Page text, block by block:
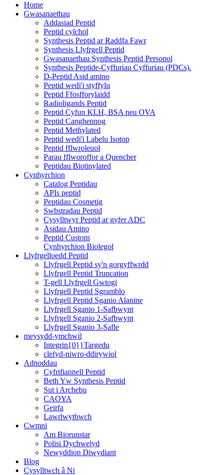
Home
Gwasanaethau
Addasiad Peptid
Peptid cylchol
Synthesis Peptid ar Raddfa Fawr
Synthesis Llyfrgell Peptid
Gwasanaethau Synthesis Peptid Personol
Synthesis Peptide-Cyffuriau Cyffuriau (PDCs).
D-Peptid Asid amino
Peptid wedi'i styffylu
Peptid Ffosfforylaidd
Radioligands Peptid
Peptid Cyfun KLH, BSA neu OVA
Peptid Canghennog
Peptid Methylated
Peptid wedi'i Labelu Isotop
Peptid fflwroleuol
Parau fflworoffor a Quencher
Peptidau Biotinylated
Cynhyrchion
Catalog Peptidau
APIs peptid
Peptidau Cosmetig
Swbstradau Peptid
Cysylltwyr Peptid ar gyfer ADC
Asidau Amino
Peptid Custom
Cynhyrchion Biolegol
Llyfrgelloedd Peptid
Llyfrgell Peptid sy'n gorgyffwrdd
Llyfrgell Peptid Truncation
T-gell Llyfrgell Gwtogi
Llyfrgell Peptid Sgramblo
Llyfrgell Peptid Sganio Alanine
Llyfrgell Sganio 1-Safbwynt
Llyfrgell Sganio 2-Safbwynt
Llyfrgell Sganio 3-Safle
meysydd-ymchwil
Integrin{0}}Targedu
clefyd-niwro-ddirywiol
Adnoddau
Cyfrifiannell Peptid
Beth Yw Synthesis Peptid
Sut i Archebu
CAOYA
Geirfa
Lawrlwythwch
Cwmni
Am Biorunstar
Polisi Dychwelyd
Newyddion Diwydiant
Blog
Cysylltwch â Ni